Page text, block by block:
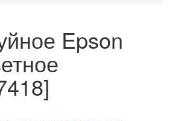
Epson